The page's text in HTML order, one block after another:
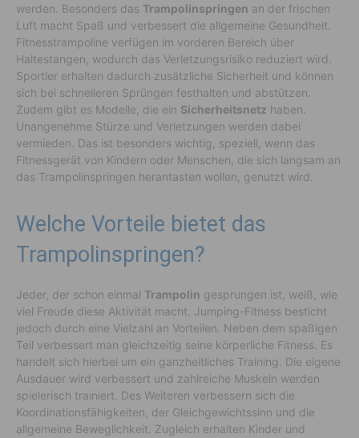
werden. Besonders das Trampolinspringen an der frischen
Luft macht Spaß und verbessert die allgemeine Gesundheit.
Fitnesstrampoline verfügen im vorderen Bereich über
Haltestangen, wodurch das Verletzungsrisiko reduziert wird.
Sportler erhalten dadurch zusätzliche Sicherheit und können
sich bei schnelleren Sprüngen festhalten und abstützen.
Zudem gibt es Modelle, die ein Sicherheitsnetz haben.
Unangenehme Stürze und Verletzungen werden dabei
vermieden. Das ist besonders wichtig, speziell, wenn das
Fitnessgerät von Kindern oder Menschen, die sich langsam an
das Trampolinspringen herantasten wollen, genutzt wird.
Welche Vorteile bietet das
Trampolinspringen?
Jeder, der schon einmal Trampolin gesprungen ist, weiß, wie
viel Freude diese Aktivität macht. Jumping-Fitness besticht
jedoch durch eine Vielzahl an Vorteilen. Neben dem spaßigen
Teil verbessert man gleichzeitig seine körperliche Fitness. Es
handelt sich hierbei um ein ganzheitliches Training. Die eigene
Ausdauer wird verbessert und zahlreiche Muskeln werden
spielerisch trainiert. Des Weiteren verbessern sich die
Koordinationsfähigkeiten, der Gleichgewichtssinn und die
allgemeine Beweglichkeit. Zugleich erhalten Kinder und